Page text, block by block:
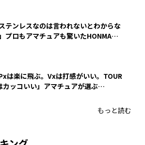
ステンレスなのは言われないとわからな
プロもアマチュアも驚いたHONMA
Pxは楽に飛ぶ。Vxは打感がいい。TOUR
カッコいい」アマチュアが選ぶ
もっと読む